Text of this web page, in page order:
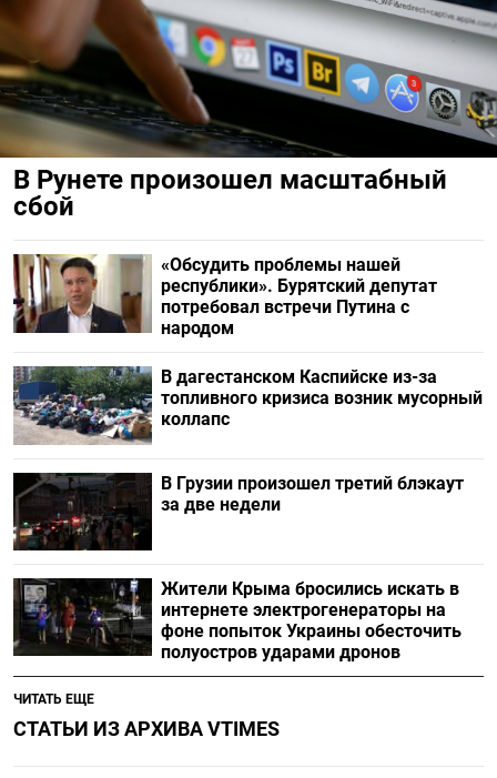
В Рунете произошел масштабный
сбой
«Обсудить проблемы нашей
республики». Бурятский депутат
потребовал встречи Путина с
народом
В дагестанском Каспийске из-за
топливного кризиса возник мусорный
коллапс
В Грузии произошел третий блэкаут
за две недели
Жители Крыма бросились искать в
интернете электрогенераторы на
фоне попыток Украины обесточить
полуостров ударами дронов
ЧИТАТЬ ЕЩЕ
СТАТЬИ ИЗ АРХИВА VTIMES